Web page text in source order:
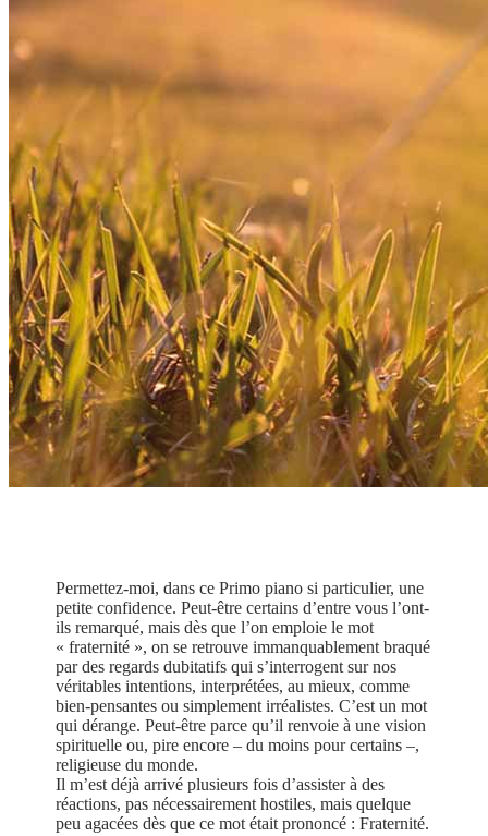
Permettez-moi, dans ce Primo piano si particulier, une
petite confidence. Peut-être certains d’entre vous l’ont-
ils remarqué, mais dès que l’on emploie le mot
« fraternité », on se retrouve immanquablement braqué
par des regards dubitatifs qui s’interrogent sur nos
véritables intentions, interprétées, au mieux, comme
bien-pensantes ou simplement irréalistes. C’est un mot
qui dérange. Peut-être parce qu’il renvoie à une vision
spirituelle ou, pire encore – du moins pour certains –,
religieuse du monde.
Il m’est déjà arrivé plusieurs fois d’assister à des
réactions, pas nécessairement hostiles, mais quelque
peu agacées dès que ce mot était prononcé : Fraternité.